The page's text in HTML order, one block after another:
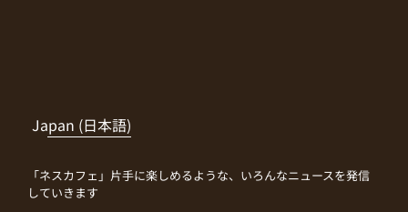
Japan (日本語)
「ネスカフェ」片手に楽しめるような、いろんなニュースを発信
していきます